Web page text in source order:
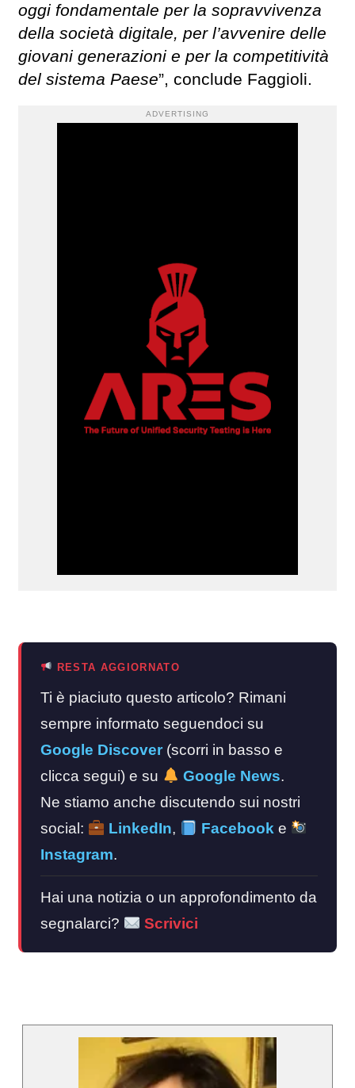
oggi fondamentale per la sopravvivenza
della società digitale, per l’avvenire delle
giovani generazioni e per la competitività
del sistema Paese”, conclude Faggioli.
ADVERTISING
RESTA AGGIORNATO
Ti è piaciuto questo articolo? Rimani
sempre informato seguendoci su
Google Discover (scorri in basso e
clicca segui) e su
Google News.
Ne stiamo anche discutendo sui nostri
social:
LinkedIn, Facebook e
Instagram.
Hai una notizia o un approfondimento da
segnalarci?
Scrivici